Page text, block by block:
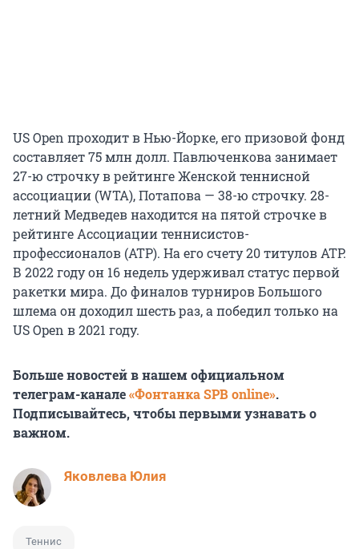
US Open проходит в Нью-Йорке, его призовой фонд
составляет 75 млн долл. Павлюченкова занимает
27-ю строчку в рейтинге Женской теннисной
ассоциации (WTA), Потапова — 38-ю строчку. 28-
летний Медведев находится на пятой строчке в
рейтинге Ассоциации теннисистов-
профессионалов (ATP). На его счету 20 титулов ATP.
В 2022 году он 16 недель удерживал статус первой
ракетки мира. До финалов турниров Большого
шлема он доходил шесть раз, а победил только на
US Open в 2021 году.
Больше новостей в нашем официальном
телеграм-канале«Фонтанка SPB online».
Подписывайтесь, чтобы первыми узнавать о
важном.
Яковлева Юлия
Теннис